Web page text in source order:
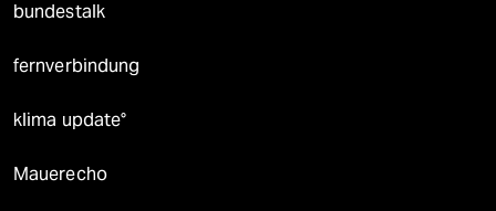
bundestalk
fernverbindung
klima update°
Mauerecho